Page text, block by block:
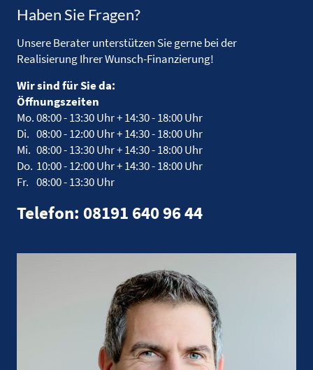
Haben Sie Fragen?
Unsere Berater unterstützen Sie gerne bei der
Realisierung Ihrer Wunsch-Finanzierung!
Wir sind für Sie da:
Öffnungszeiten
Mo.08:00 - 13:30 Uhr +14:30 - 18:00 Uhr
Di. 08:00 - 12:00 Uhr +14:30 - 18:00 Uhr
Mi. 08:00 - 13:30 Uhr +14:30 - 18:00 Uhr
Do. 10:00 - 12:00 Uhr +14:30 - 18:00 Uhr
Fr. 08:00 - 13:30 Uhr
Telefon: 08191 640 96 44